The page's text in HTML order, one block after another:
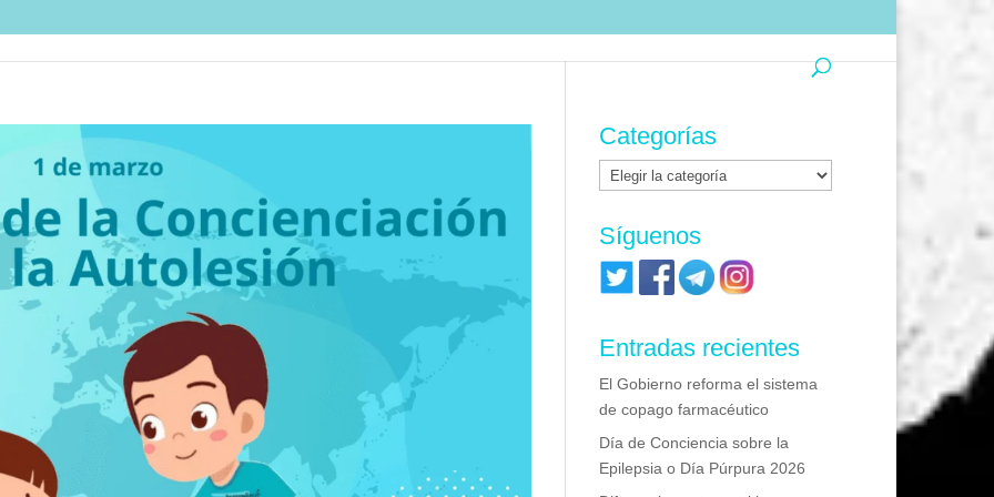
Categorías
Categorías
Síguenos
Entradas recientes
El Gobierno reforma el sistema
de copago farmacéutico
Día de Conciencia sobre la
Epilepsia o Día Púrpura 2026